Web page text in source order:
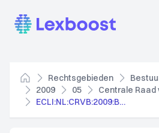
Lexboost
Home
Rechtsgebieden
2009
05
ECLI:NL:CRVB:2009:BI6829